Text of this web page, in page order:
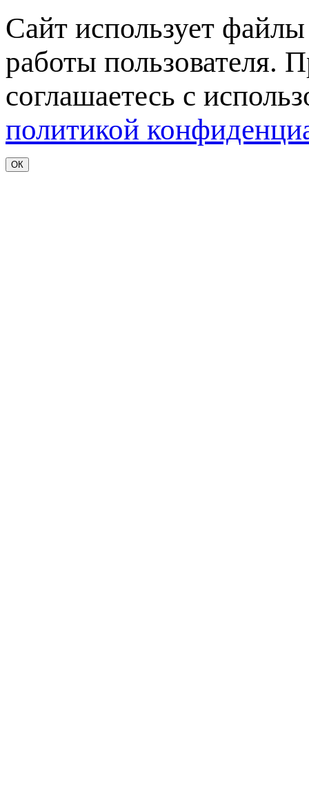
Сайт использует
работы пользователя.
соглашаетесь с
политикой
ОК